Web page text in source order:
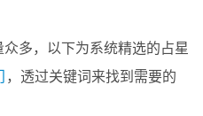
多，以下为系统精选的占星
，透过关键词来找到需要的